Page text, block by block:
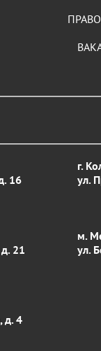
16
г.
ул.
21
м.
ул.
д. 4